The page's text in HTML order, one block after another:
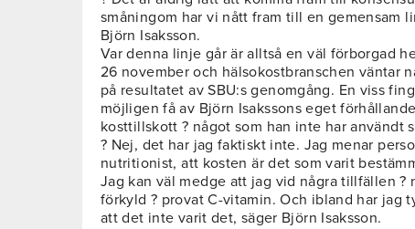
småningom har vi nått fram till en gemensam
Björn Isaksson.
Var denna linje går är alltså en väl förborgad
26 november och hälsokostbranschen väntar
på resultatet av SBU:s genomgång. En viss
möjligen få av Björn Isakssons eget
kosttillskott ? något som han inte har användt
? Nej, det har jag faktiskt inte. Jag menar
nutritionist, att kosten är det som varit
Jag kan väl medge att jag vid några tillfällen ?
förkyld ? provat C-vitamin. Och ibland har jag
att det inte varit det, säger Björn Isaksson.